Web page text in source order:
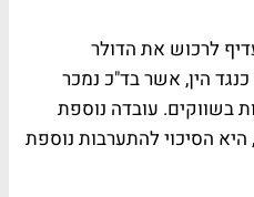
לרכוש את הדולר
כנגד הין, אשר בד"כ נמכר
בשווקים. עובדה נוספת
הסיכוי להתערבות נוספת